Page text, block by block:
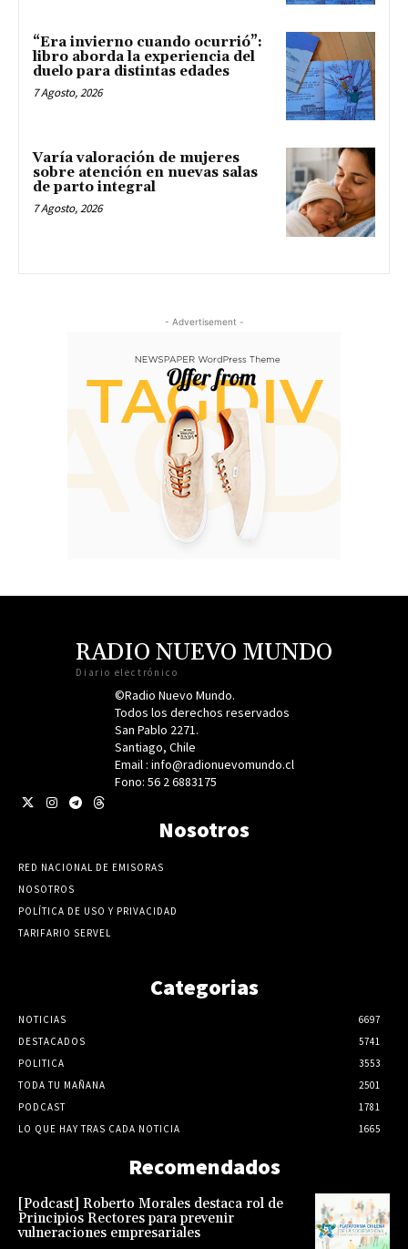
“Era invierno cuando ocurrió”:
libro aborda la experiencia del
duelo para distintas edades
7 Agosto, 2026
Varía valoración de mujeres
sobre atención en nuevas salas
de parto integral
7 Agosto, 2026
- Advertisement -
RADIO NUEVO MUNDO
Diario electrónico
©Radio Nuevo Mundo.
Todos los derechos reservados
San Pablo 2271.
Santiago, Chile
Email : info@radionuevomundo.cl
Fono: 56 2 6883175
Nosotros
RED NACIONAL DE EMISORAS
NOSOTROS
POLÍTICA DE USO Y PRIVACIDAD
TARIFARIO SERVEL
Categorias
NOTICIAS
6697
DESTACADOS
5741
POLITICA
3553
TODA TU MAÑANA
2501
PODCAST
1781
LO QUE HAY TRAS CADA NOTICIA
1665
Recomendados
[Podcast] Roberto Morales destaca rol de
Principios Rectores para prevenir
vulneraciones empresariales